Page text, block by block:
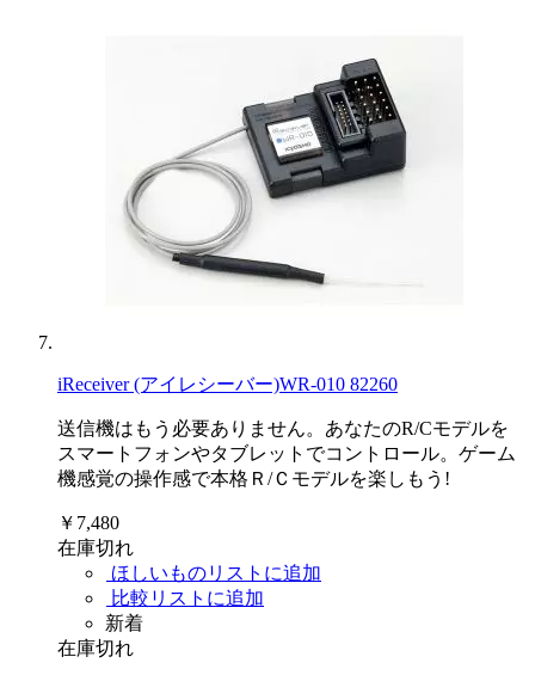
iReceiver (アイレシーバー)WR-010 82260
送信機はもう必要ありません。あなたのR/Cモデルを
スマートフォンやタブレットでコントロール。ゲーム
機感覚の操作感で本格Ｒ/Ｃモデルを楽しもう!
￥7,480
在庫切れ
ほしいものリストに追加
比較リストに追加
新着
在庫切れ